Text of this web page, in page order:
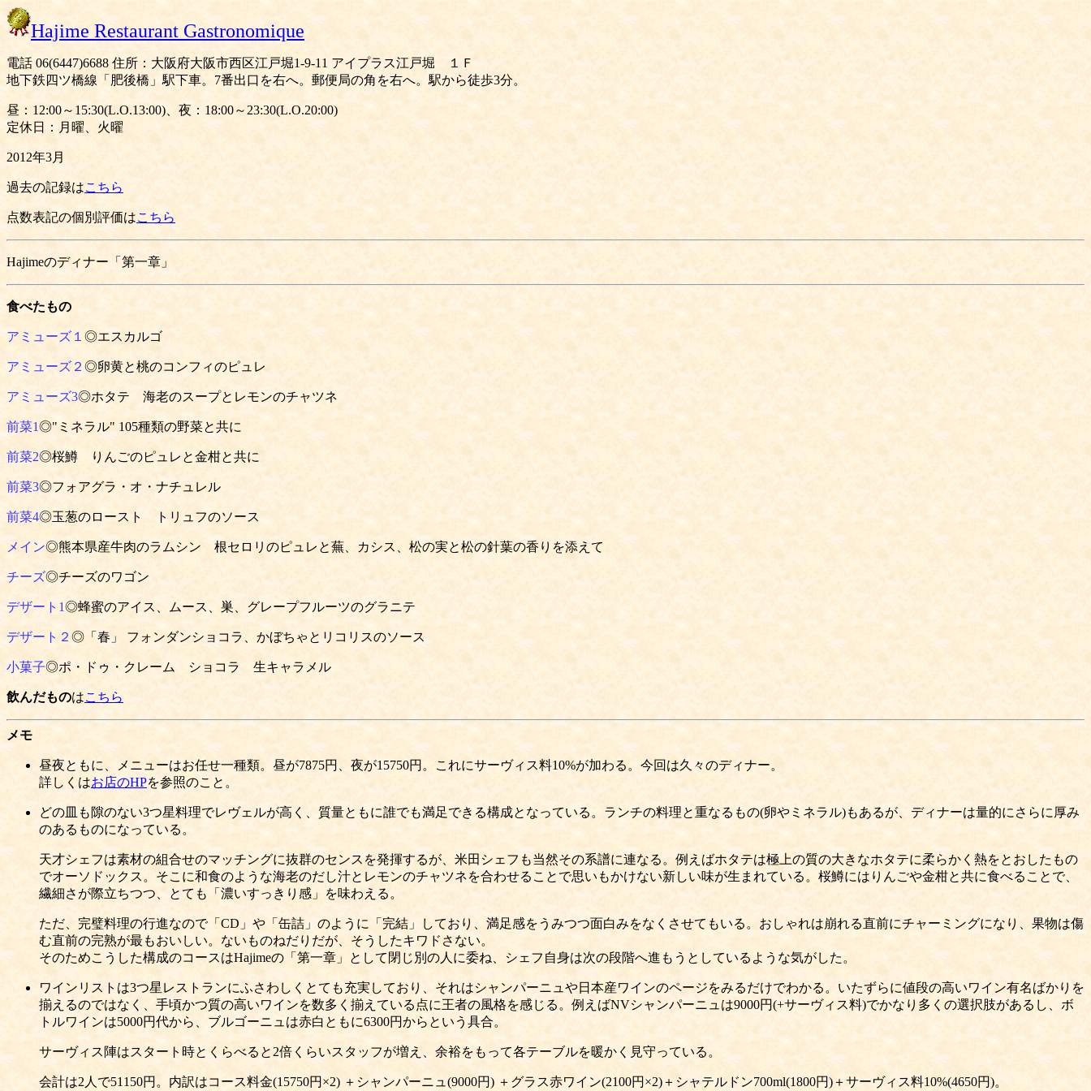
Hajime Restaurant Gastronomique
電話 06(6447)6688 住所：大阪府大阪市西区江戸堀1-9-11 アイプラス江戸堀 １Ｆ
地下鉄四ツ橋線「肥後橋」駅下車。7番出口を右へ。郵便局の角を右へ。駅から徒歩3分。
昼：12:00～15:30(L.O.13:00)、夜：18:00～23:30(L.O.20:00)
定休日：月曜、火曜
2012年3月
過去の記録はこちら
点数表記の個別評価はこちら
Hajimeのディナー「第一章」
食べたもの
アミューズ１ ◎エスカルゴ
アミューズ２ ◎卵黄と桃のコンフィのピュレ
アミューズ3◎ホタテ 海老のスープとレモンのチャツネ
前菜1◎"ミネラル" 105種類の野菜と共に
前菜2◎桜鱒 りんごのピュレと金柑と共に
前菜3◎フォアグラ・オ・ナチュレル
前菜4◎玉葱のロースト トリュフのソース
メイン◎熊本県産牛肉のラムシン 根セロリのピュレと蕪、カシス、松の実と松の針葉の香りを添えて
チーズ◎チーズのワゴン
デザート1◎蜂蜜のアイス、ムース、巣、グレープフルーツのグラニテ
デザート２ ◎「春」 フォンダンショコラ、かぼちゃとリコリスのソース
小菓子◎ポ・ドゥ・クレーム ショコラ 生キャラメル
飲んだものはこちら
メモ
昼夜ともに、メニューはお任せ一種類。昼が7875円、夜が15750円。これにサーヴィス料10%が加わる。今回は久々のディナー。
詳しくはお店のHPを参照のこと。
どの皿も隙のない3つ星料理でレヴェルが高く、質量ともに誰でも満足できる構成となっている。ランチの料理と重なるもの(卵やミネラル)もあるが、ディナーは量的にさらに厚み
のあるものになっている。
天才シェフは素材の組合せのマッチングに抜群のセンスを発揮するが、米田シェフも当然その系譜に連なる。例えばホタテは極上の質の大きなホタテに柔らかく熱をとおしたもの
でオーソドックス。そこに和食のような海老のだし汁とレモンのチャツネを合わせることで思いもかけない新しい味が生まれている。桜鱒にはりんごや金柑と共に食べることで、
繊細さが際立ちつつ、とても「濃いすっきり感」を味わえる。
ただ、完璧料理の行進なので「CD」や「缶詰」のように「完結」しており、満足感をうみつつ面白みをなくさせてもいる。おしゃれは崩れる直前にチャーミングになり、果物は傷
む直前の完熟が最もおいしい。ないものねだりだが、そうしたキワドさない。
そのためこうした構成のコースはHajimeの「第一章」として閉じ別の人に委ね、シェフ自身は次の段階へ進もうとしているような気がした。
ワインリストは3つ星レストランにふさわしくとても充実しており、それはシャンパーニュや日本産ワインのページをみるだけでわかる。いたずらに値段の高いワイン有名ばかりを
揃えるのではなく、手頃かつ質の高いワインを数多く揃えている点に王者の風格を感じる。例えばNVシャンパーニュは9000円(+サーヴィス料)でかなり多くの選択肢があるし、ボ
トルワインは5000円代から、ブルゴーニュは赤白ともに6300円からという具合。
サーヴィス陣はスタート時とくらべると2倍くらいスタッフが増え、余裕をもって各テーブルを暖かく見守っている。
会計は2人で51150円。内訳はコース料金(15750円×2) ＋シャンパーニュ(9000円) ＋グラス赤ワイン(2100円×2)＋シャテルドン700ml(1800円)＋サーヴィス料10%(4650円)。